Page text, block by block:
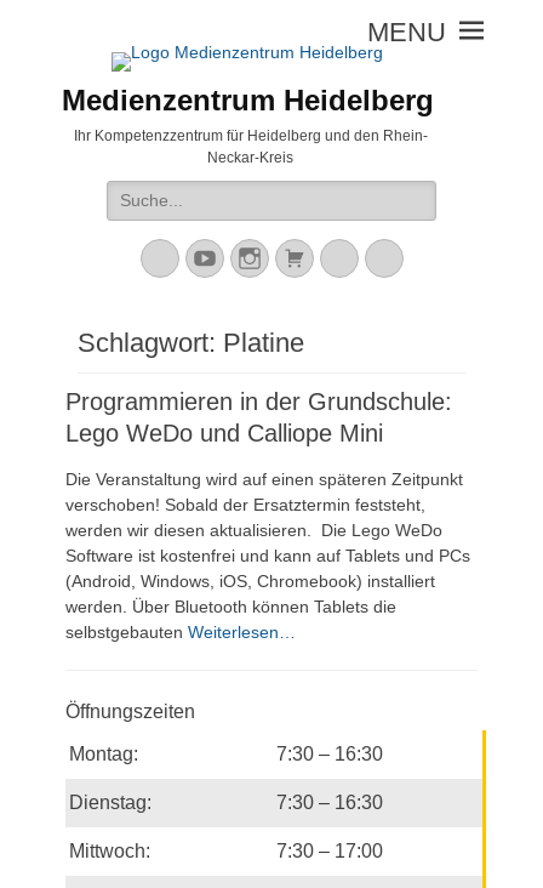
Medienzentrum Heidelberg
Ihr Kompetenzzentrum für Heidelberg und den Rhein-
Neckar-Kreis
Suche
nach:
Mastodon
YouTubeInstagramWarenkorb
CloudPeertube
Schlagwort: Platine
Programmieren in der Grundschule:
Lego WeDo und Calliope Mini
Die Veranstaltung wird auf einen späteren Zeitpunkt
verschoben! Sobald der Ersatztermin feststeht,
werden wir diesen aktualisieren. Die Lego WeDo
Software ist kostenfrei und kann auf Tablets und PCs
(Android, Windows, iOS, Chromebook) installiert
werden. Über Bluetooth können Tablets die
selbstgebauten Weiterlesen…
Öffnungszeiten
Montag: 7:30 – 16:30
Dienstag: 7:30 – 16:30
Mittwoch: 7:30 – 17:00